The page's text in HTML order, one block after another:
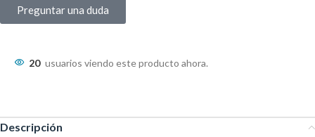
Preguntar una duda
20 usuarios viendo este producto ahora.
Descripción